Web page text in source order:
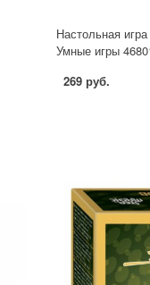
Настольная
Умные игры
269 руб.